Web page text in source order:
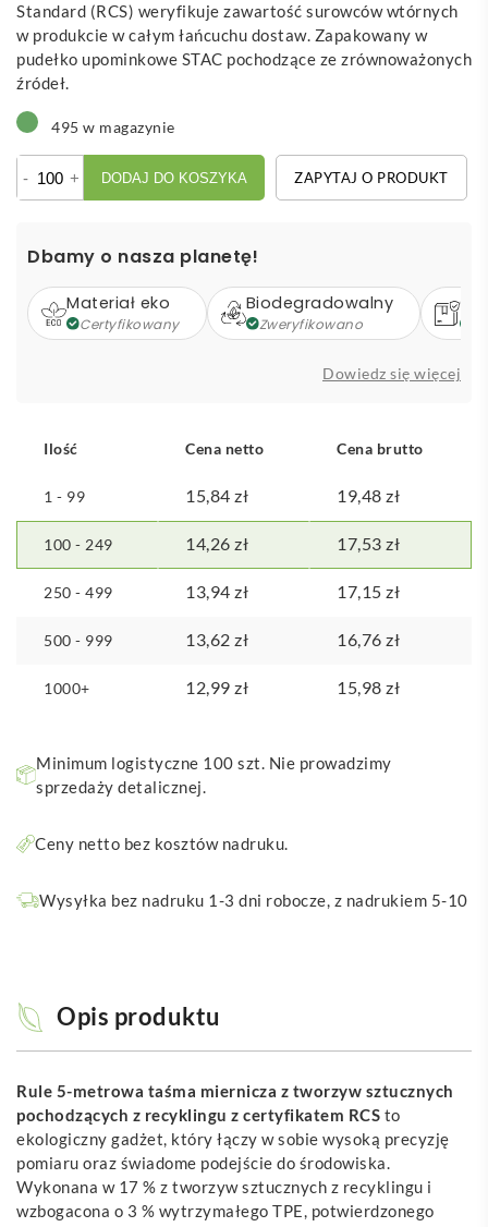
Standard (RCS) weryfikuje zawartość surowców wtórnych
w produkcie w całym łańcuchu dostaw. Zapakowany w
pudełko upominkowe STAC pochodzące ze zrównoważonych
źródeł.
495 w magazynie
-
Rule
taśma
miernicza
tworzyw
RCS
+ DODAJ DO KOSZYKA ZAPYTAJ O PRODUKT
Dbamy o nasza planetę!
Materiał eko
Certyfikowany
Biodegradowalny
Zweryfikowano
Dowiedz się więcej
Ilość Cena netto Cena brutto
1 - 99 15,84 zł 19,48 zł
100 - 249 14,26 zł 17,53 zł
250 - 499 13,94 zł 17,15 zł
500 - 999 13,62 zł 16,76 zł
1000+ 12,99 zł 15,98 zł
Minimum logistyczne 100 szt. Nie prowadzimy
sprzedaży detalicznej.
Ceny netto bez kosztów nadruku.
Wysyłka bez nadruku 1-3 dni robocze, z nadrukiem 5-10
Opis produktu
Rule 5-metrowa taśma miernicza z tworzyw sztucznych
pochodzących z recyklingu z certyfikatem RCS to
ekologiczny gadżet, który łączy w sobie wysoką precyzję
pomiaru oraz świadome podejście do środowiska.
Wykonana w 17 % z tworzyw sztucznych z recyklingu i
wzbogacona o 3 % wytrzymałego TPE, potwierdzonego